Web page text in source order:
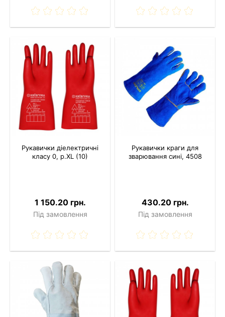
Рукавички діелектричні
класу 0, р.XL (10)
1 150.20 грн.
Під замовлення
Рукавички краги для
зварювання сині, 4508
430.20 грн.
Під замовлення